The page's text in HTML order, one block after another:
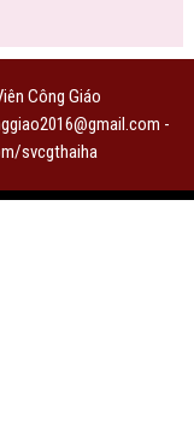
Công Giáo
-
svcgthaiha